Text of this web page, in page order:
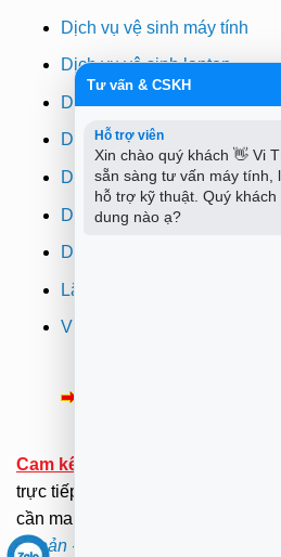
Dịch vụ vệ sinh máy tính
Dịch vụ vệ sinh laptop
Dịch vụ cài win
Dịch vụ cứu dữ liệu
Dịch vụ sửa wifi tại nhà
Dịch vụ sửa máy in
Dịch vụ nạp mực máy in
Lắp đặt camera quan sát
Vi tính Trường Thịnh
Cam kết:
trực tiếp của Khách hàng.(Hãy ở
cần mang ra ngoài nắng mưa ). .
Khoản -
Tư vấn & CSKH
Hỗ trợ viên
Xin chào quý khách 👋 Vi
sẵn sàng tư vấn máy tính,
hỗ trợ kỹ thuật. Quý
dung nào ạ?